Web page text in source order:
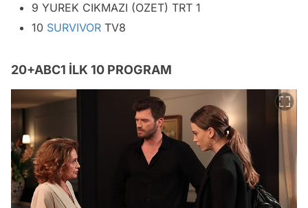
9 YUREK CIKMAZI (OZET) TRT 1
10 SURVIVOR TV8
20+ABC1 İLK 10 PROGRAM